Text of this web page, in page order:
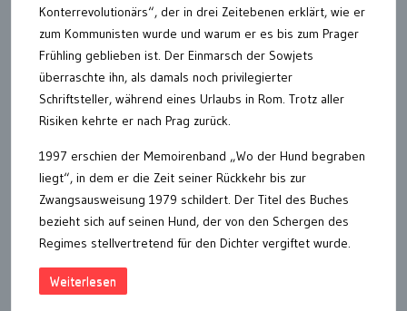
Konterrevolutionärs“, der in drei Zeitebenen erklärt, wie er
zum Kommunisten wurde und warum er es bis zum Prager
Frühling geblieben ist. Der Einmarsch der Sowjets
überraschte ihn, als damals noch privilegierter
Schriftsteller, während eines Urlaubs in Rom. Trotz aller
Risiken kehrte er nach Prag zurück.
1997 erschien der Memoirenband „Wo der Hund begraben
liegt“, in dem er die Zeit seiner Rückkehr bis zur
Zwangsausweisung 1979 schildert. Der Titel des Buches
bezieht sich auf seinen Hund, der von den Schergen des
Regimes stellvertretend für den Dichter vergiftet wurde.
Weiterlesen